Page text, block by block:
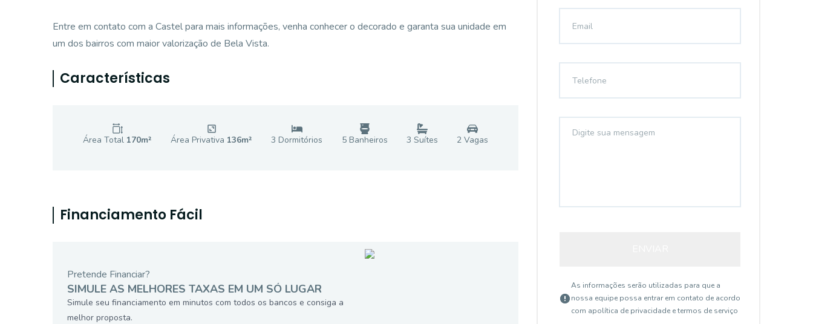
Entre em contato com a Castel para mais informações, venha conhecer o decorado e garanta sua unidade em
um dos bairros com maior valorização de Bela Vista.
Características
Área Total 170m² Área Privativa 136m² 3 Dormitórios 5Banheiros 3 Suítes 2Vagas
Financiamento Fácil
Pretende Financiar?
SIMULE AS MELHORES TAXAS EM UM SÓ LUGAR
Simule seu financiamento em minutos com todos os bancos e consiga a
melhor proposta.
As informações serão utilizadas para que a
nossa equipe possa entrar em contato de acordo
com apolítica de privacidade e termos de serviço